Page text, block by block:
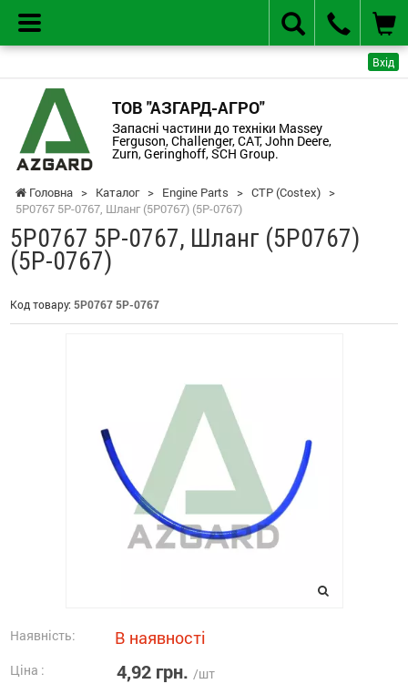
Вхід
ТОВ "АЗГАРД-АГРО"
Запасні частини до техніки Massey
Ferguson, Challenger, CAT, John Deere,
Zurn, Geringhoff, SCH Group.
Головна > Каталог > Engine Parts > CTP (Costex) >
5P0767 5P-0767, Шланг (5P0767) (5P-0767)
5P0767 5P-0767, Шланг (5P0767)
(5P-0767)
Код товару: 5P0767 5P-0767
Наявність: В наявності
Ціна : 4,92 грн. /шт